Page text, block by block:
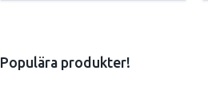
Populära produkter!